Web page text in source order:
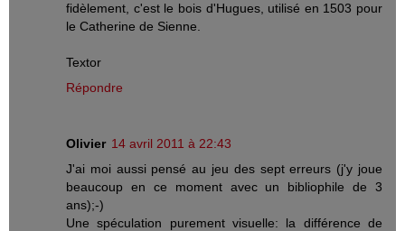
fidèlement, c'est le bois d'Hugues, utilisé en 1503 pour
le Catherine de Sienne.
Textor
Répondre
Olivier 14 avril 2011 à 22:43
J'ai moi aussi pensé au jeu des sept erreurs (j'y joue
beaucoup en ce moment avec un bibliophile de 3
ans);-)
Une spéculation purement visuelle: la différence de